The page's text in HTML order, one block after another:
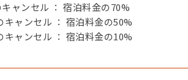
ャンセル ： 宿泊料金の70%
キャンセル ： 宿泊料金の50%
キャンセル ： 宿泊料金の10%